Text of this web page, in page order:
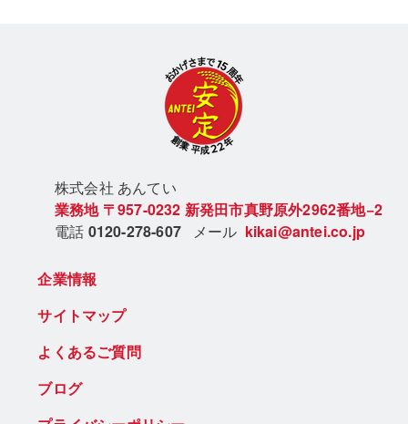
株式会社 あんてい
業務地 〒957-0232 新発田市真野原外2962番地−2
電話 0120-278-607 メール kikai@antei.co.jp
企業情報
サイトマップ
よくあるご質問
ブログ